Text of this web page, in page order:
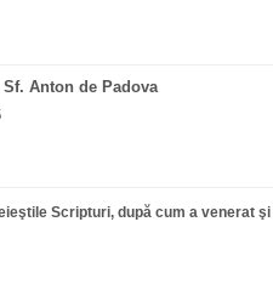
Anton de Padova
Scripturi, după cum a venerat